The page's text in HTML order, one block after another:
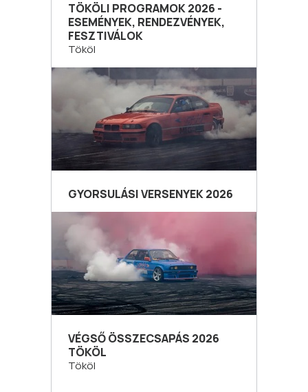
TÖKÖLI PROGRAMOK 2026 -
ESEMÉNYEK, RENDEZVÉNYEK,
FESZTIVÁLOK
Tököl
GYORSULÁSI VERSENYEK 2026
VÉGSŐ ÖSSZECSAPÁS 2026
TÖKÖL
Tököl